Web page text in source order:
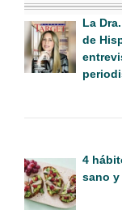
La
de
4
sano